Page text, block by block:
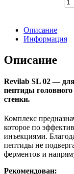
Описание
Информация
Описание
Revilab SL 02— для
пептиды головного
стенки.
Комплекс
которое по
инъекциями.
пептиды не
ферментов и
Рекомендован: